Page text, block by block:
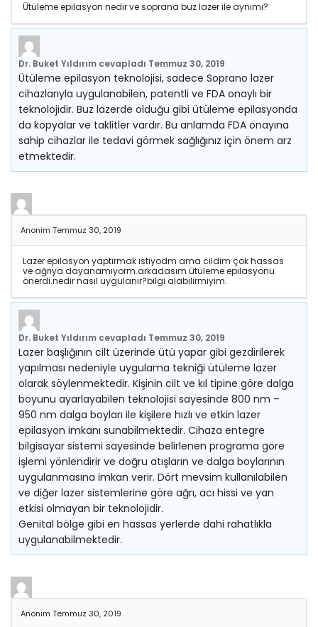
Ütüleme epilasyon nedir ve soprana buz lazer ile aynımı?
Dr. Buket Yıldırım cevapladı Temmuz 30, 2019
Ütüleme epilasyon teknolojisi, sadece Soprano lazer
cihazlarıyla uygulanabilen, patentli ve FDA onaylı bir
teknolojidir. Buz lazerde olduğu gibi ütüleme epilasyonda
da kopyalar ve taklitler vardır. Bu anlamda FDA onayına
sahip cihazlar ile tedavi görmek sağlığınız için önem arz
etmektedir.
Anonim Temmuz 30, 2019
Lazer epilasyon yaptırmak istiyodm ama cildim çok hassas
ve ağrıya dayanamıyorm.arkadasım ütüleme epilasyonu
önerdi.nedir nasıl uygulanır?bilgi alabilirmiyim.
Dr. Buket Yıldırım cevapladı Temmuz 30, 2019
Lazer başlığının cilt üzerinde ütü yapar gibi gezdirilerek
yapılması nedeniyle uygulama tekniği ütüleme lazer
olarak söylenmektedir. Kişinin cilt ve kıl tipine göre dalga
boyunu ayarlayabilen teknolojisi sayesinde 800 nm –
950 nm dalga boyları ile kişilere hızlı ve etkin lazer
epilasyon imkanı sunabilmektedir. Cihaza entegre
bilgisayar sistemi sayesinde belirlenen programa göre
işlemi yönlendirir ve doğru atışların ve dalga boylarının
uygulanmasına imkan verir. Dört mevsim kullanılabilen
ve diğer lazer sistemlerine göre ağrı, acı hissi ve yan
etkisi olmayan bir teknolojidir.
Genital bölge gibi en hassas yerlerde dahi rahatlıkla
uygulanabilmektedir.
Anonim Temmuz 30, 2019